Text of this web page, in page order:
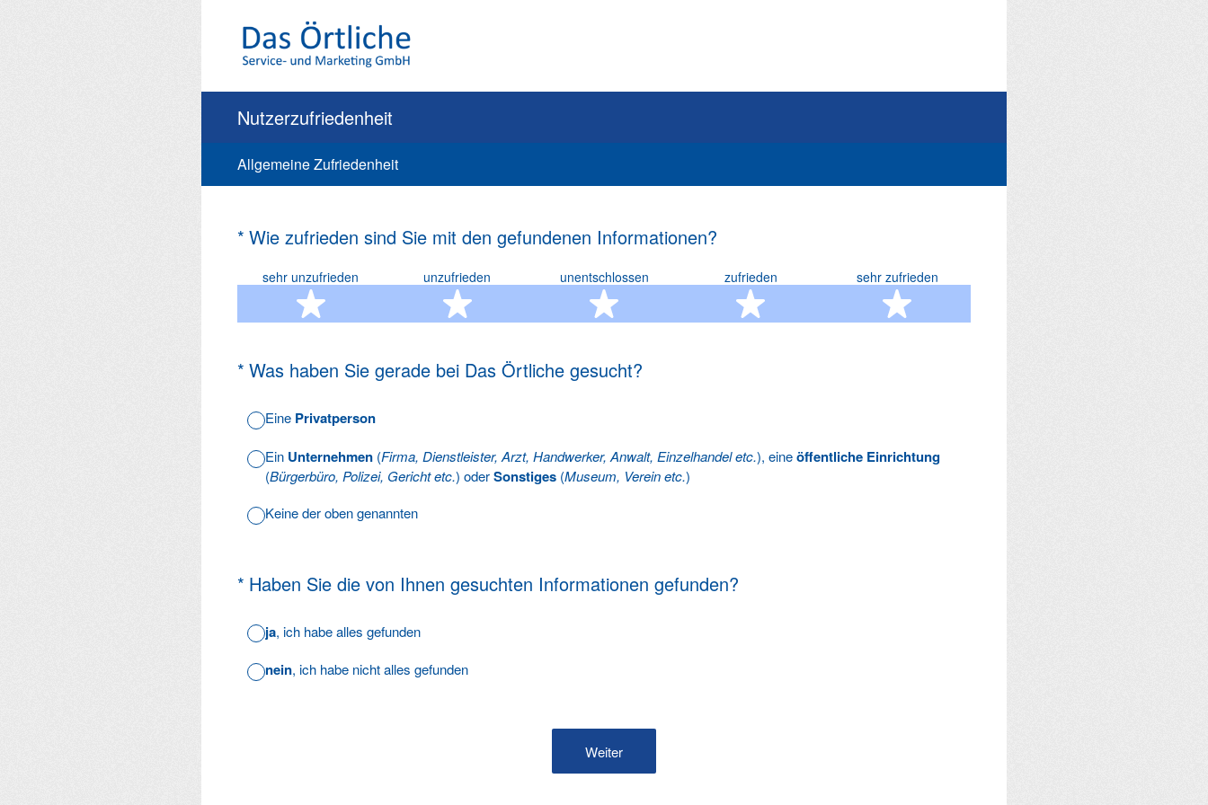
Nutzerzufriedenheit
Allgemeine Zufriedenheit
* Wie zufrieden sind Sie mit den gefundenen Informationen?
(Erforderlich.)
sehr unzufrieden
1 Stern
unzufrieden
2 Sterne
unentschlossen
3 Sterne
zufrieden
4 Sterne
sehr zufrieden
5 Sterne
* Was haben Sie gerade bei Das Örtliche gesucht?
(Erforderlich.)
Eine Privatperson
Ein Unternehmen (Firma, Dienstleister, Arzt, Handwerker, Anwalt, Einzelhandel etc.), eineöffentliche Einrichtung
(Bürgerbüro, Polizei, Gericht etc.) oderSonstiges (Museum, Verein etc.)
Keine der oben genannten
* Haben Sie die von Ihnen gesuchten Informationen gefunden?
(Erforderlich.)
ja, ich habe alles gefunden
nein, ich habe nicht alles gefunden
Weiter